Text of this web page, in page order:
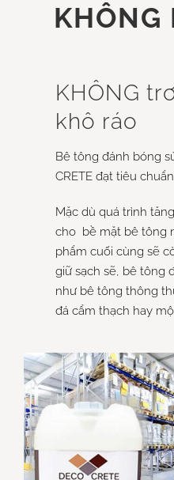
KHÔNG
KHÔNG
khô ráo
Bê tông đánh bóng
CRETE đạt tiêu
Mặc dù quá trình
cho bề mặt bê tông
phẩm cuối cùng sẽ
giữ sạch sẽ, bê tông
như bê tông thông
đá cẩm thạch hay